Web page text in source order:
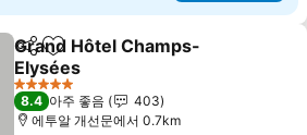
공유 즐겨찾기에 추가
Grand Hôtel Champs-
Elysées
요금 보기
5 성급
8.4 아주 좋음
403
에투알 개선문에서 0.7km